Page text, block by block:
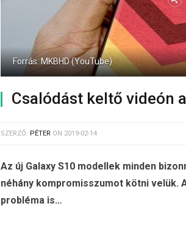
Forrás: MKBHD (YouTube)
Csalódást keltő videón
SZERZŐ: PÉTER ON 2019-02-14
Az új Galaxy S10 modellek minden
néhány kompromisszumot kötni velük.
probléma is…